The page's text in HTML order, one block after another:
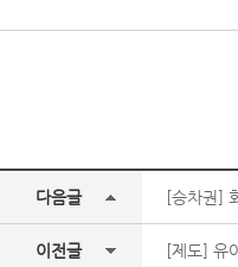
다음글 [승차권]
이전글 [제도] 유